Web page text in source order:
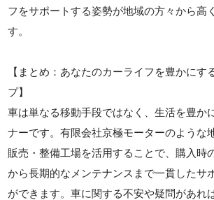
フをサポートする姿勢が地域の方々から高
す。
【まとめ：あなたのカーライフを豊かにす
プ】
車は単なる移動手段ではなく、生活を豊か
ナーです。有限会社京極モーターのような
販売・整備工場を活用することで、購入時
から長期的なメンテナンスまで一貫したサ
ができます。車に関する不安や疑問があれ